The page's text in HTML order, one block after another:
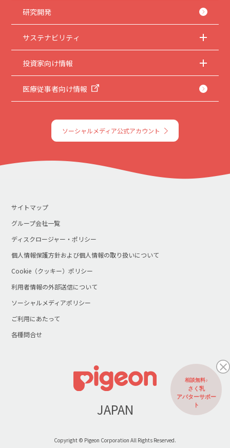
す。あらかじめご了承ください。
取扱説明書は、商品をご購入いただいたお客様のための資料です。本サイトに公開
研究開発
サステナビリティ
投資家向け情報
医療従事者向け情報
ソーシャルメディア公式アカウント
サイトマップ
グループ会社一覧
ディスクロージャー・ポリシー
個人情報保護方針および個人情報の取り扱いについて
Cookie（クッキー）ポリシー
利用者情報の外部送信について
ソーシャルメディアポリシー
ご利用にあたって
各種問合せ
JAPAN
Copyright © Pigeon Corporation All Rights Reserved.
相談無料♪
さく乳
アバターサポー
ト